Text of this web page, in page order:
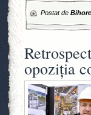
Postat de
opoziția